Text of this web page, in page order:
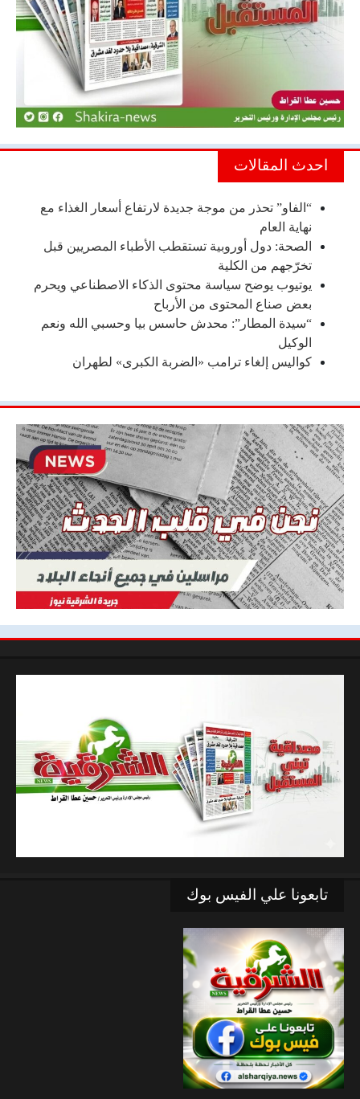
احدث المقالات
“الفاو” تحذر من موجة جديدة لارتفاع أسعار الغذاء مع
نهاية العام
الصحة: دول أوروبية تستقطب الأطباء المصريين قبل
تخرّجهم من الكلية
يوتيوب يوضح سياسة محتوى الذكاء الاصطناعي ويحرم
بعض صناع المحتوى من الأرباح
“سيدة المطار”: محدش حاسس بيا وحسبي الله ونعم
الوكيل
كواليس إلغاء ترامب «الضربة الكبرى» لطهران
تابعونا علي الفيس بوك